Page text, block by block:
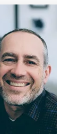
critiques et
relationnelle et
et
à
et didactique
inclusive
à
minoritaire
linguistique et
action et
éducatif et
durable et